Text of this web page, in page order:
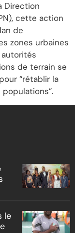
Direction
cette action
de
zones urbaines
de terrain se
“rétablir la
le